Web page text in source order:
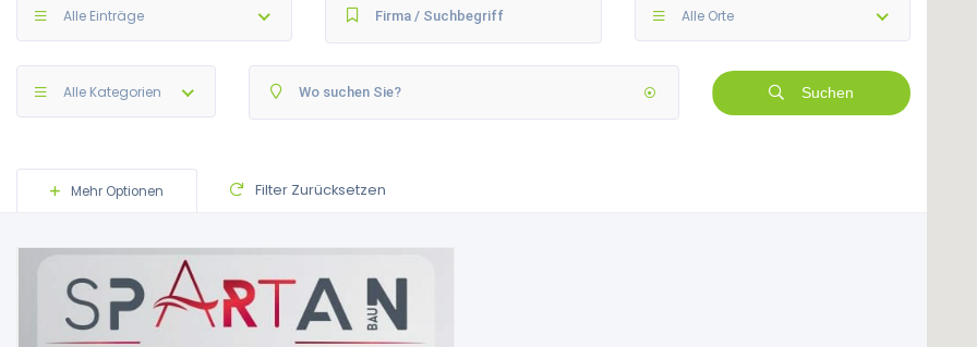
Alle Einträge Alle Orte
Alle Kategorien Suchen
Mehr Optionen Filter Zurücksetzen